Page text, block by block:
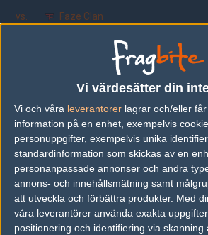
Vi värdesätter din
Vi och våra leverantorer lagrar och/eller
information på en enhet, exempelvis
personuppgifter, exempelvis unika
standardinformation som skickas av en
personanpassade annonser och andra
annons- och innehållsmätning samt
att utveckla och förbättra produkter. Med
våra leverantörer använda exakta
positionering och identifiering via skanning
vs. Faze Clan
F.d. mousesports
POPPERS
vs. KOMUM AFTUR STRAKAR
vs. Players
Tipset
Du måste vara inloggad för att kunna satsa
match. Har du inget konto?Registrera dig